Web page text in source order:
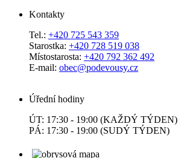
Kontakty
Tel.: +420 725 543 359
Starostka: +420 728 519 038
Místostarosta: +420 792 362 492
E-mail: obec@podevousy.cz
Úřední hodiny
ÚT: 17:30 - 19:00 (KAŽDÝ TÝDEN)
PÁ: 17:30 - 19:00 (SUDÝ TÝDEN)